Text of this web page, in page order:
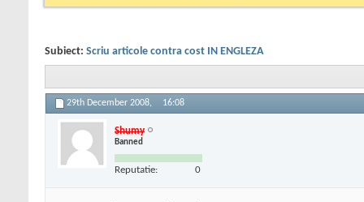
Subiect: Scriu articole contra cost IN ENGLEZA
29th December 2008, 16:08
Shumy
Banned
Reputatie: 0